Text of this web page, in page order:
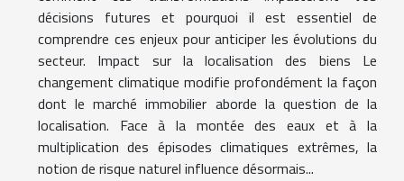
décisions futures et pourquoi il est essentiel de
comprendre ces enjeux pour anticiper les évolutions du
secteur. Impact sur la localisation des biens Le
changement climatique modifie profondément la façon
dont le marché immobilier aborde la question de la
localisation. Face à la montée des eaux et à la
multiplication des épisodes climatiques extrêmes, la
notion de risque naturel influence désormais...